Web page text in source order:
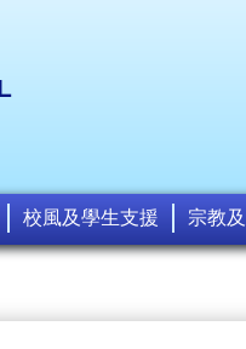
校風及學生支援 宗教